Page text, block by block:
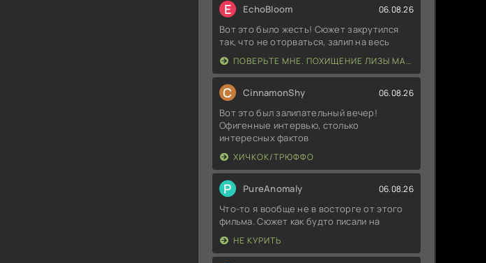
E EchoBloom 06.08.26
Вот это было жесть! Сюжет закрутился
так, что не оторваться, залип на весь
ПОВЕРЬТЕ МНЕ. ПОХИЩЕНИЕ ЛИЗЫ МАКВЕЙ
C CinnamonShy 06.08.26
Вот это был залипательный вечер!
Офигенные интервью, столько
интересных фактов
ХИЧКОК/ТРЮФФО
P PureAnomaly 06.08.26
Что-то я вообще не в восторге от этого
фильма. Сюжет как будто писали на
НЕ КУРИТЬ